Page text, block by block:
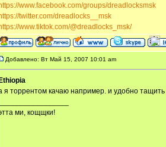
https://www.facebook.com/groups/dreadlocksmsk
https://twitter.com/dreadlocks__msk
https://www.tiktok.com/@dreadlocks_msk/
Добавлено: Вт Май 15, 2007 10:01 am
Ethiopia
я торрентом качаю например. и удобно
ми, кощщки!